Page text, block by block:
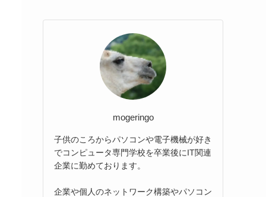
mogeringo
子供のころからパソコンや電子機械が好き
でコンピュータ専門学校を卒業後にIT関連
企業に勤めております。
企業や個人のネットワーク構築やパソコン